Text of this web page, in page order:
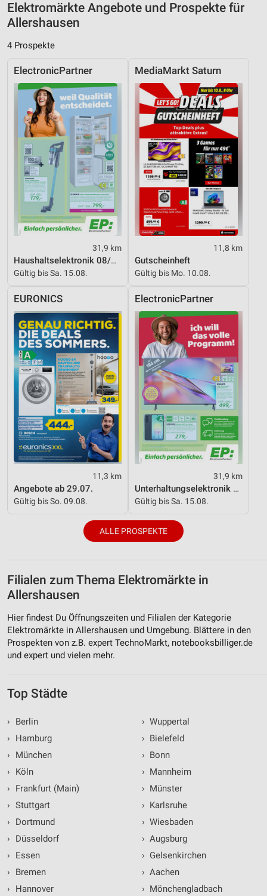
Elektromärkte Angebote und Prospekte für
Allershausen
4 Prospekte
ElectronicPartner
31,9 km
Haushaltselektronik 08/2026
Gültig bis Sa. 15.08.
MediaMarkt Saturn
11,8 km
Gutscheinheft
Gültig bis Mo. 10.08.
EURONICS
11,3 km
Angebote ab 29.07.
Gültig bis So. 09.08.
ElectronicPartner
31,9 km
Unterhaltungselektronik 08/2026
Gültig bis Sa. 15.08.
ALLE PROSPEKTE
Filialen zum Thema Elektromärkte in
Allershausen
Hier findest Du Öffnungszeiten und Filialen der Kategorie
Elektromärkte in Allershausen und Umgebung. Blättere in den
Prospekten von z.B. expert TechnoMarkt, notebooksbilliger.de
und expert und vielen mehr.
Top Städte
›
Berlin
›
Hamburg
›
München
›
Köln
›
Frankfurt (Main)
› Stuttgart
›
Dortmund
›
Düsseldorf
›
Essen
›
Bremen
›
Hannover
› Wuppertal
› Bielefeld
› Bonn
› Mannheim
› Münster
› Karlsruhe
› Wiesbaden
› Augsburg
› Gelsenkirchen
› Aachen
› Mönchengladbach
Performance
Funktional
Werbung